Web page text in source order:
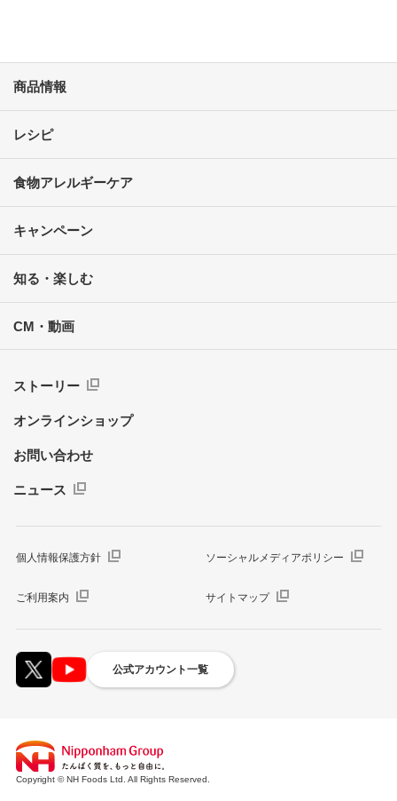
商品情報
レシピ
食物アレルギーケア
キャンペーン
知る・楽しむ
CM・動画
ストーリー
オンラインショップ
お問い合わせ
ニュース
個人情報保護方針 ソーシャルメディアポリシー
ご利用案内 サイトマップ
公式アカウント一覧
Copyright © NH Foods Ltd. All Rights Reserved.